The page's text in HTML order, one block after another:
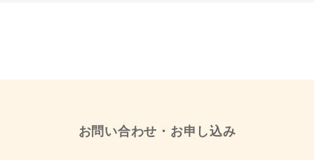
お問い合わせ・お申し込み